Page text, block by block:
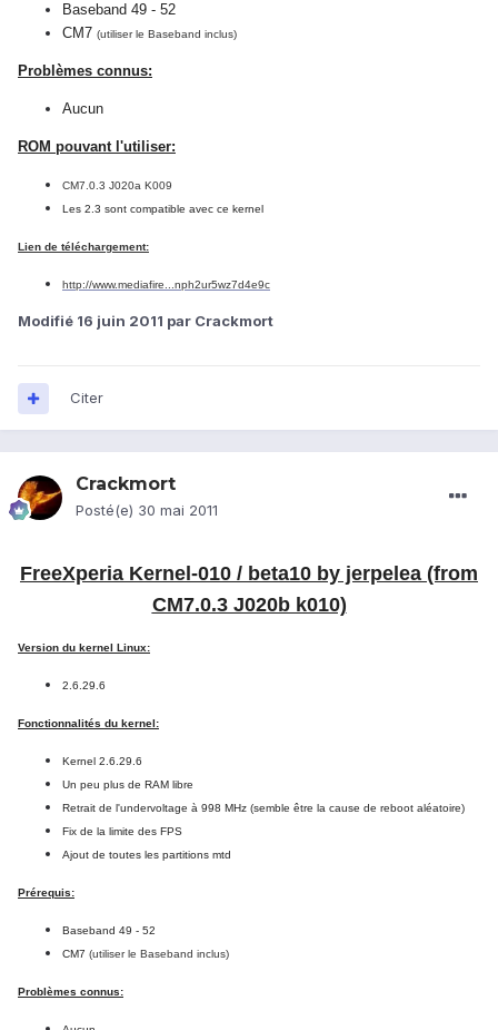
Baseband 49 - 52
CM7 (utiliser le Baseband inclus)
Problèmes connus:
Aucun
ROM pouvant l'utiliser:
CM7.0.3 J020a K009
Les 2.3 sont compatible avec ce kernel
Lien de téléchargement:
http://www.mediafire...nph2ur5wz7d4e9c
Modifié 16 juin 2011 par Crackmort
Citer
Crackmort
Posté(e) 30 mai 2011
FreeXperia Kernel-010 / beta10 by jerpelea (from
CM7.0.3 J020b k010)
Version du kernel Linux:
2.6.29.6
Fonctionnalités du kernel:
Kernel 2.6.29.6
Un peu plus de RAM libre
Retrait de l'undervoltage à 998 MHz (semble être la cause de reboot aléatoire)
Fix de la limite des FPS
Ajout de toutes les partitions mtd
Prérequis:
Baseband 49 - 52
CM7 (utiliser le Baseband inclus)
Problèmes connus: